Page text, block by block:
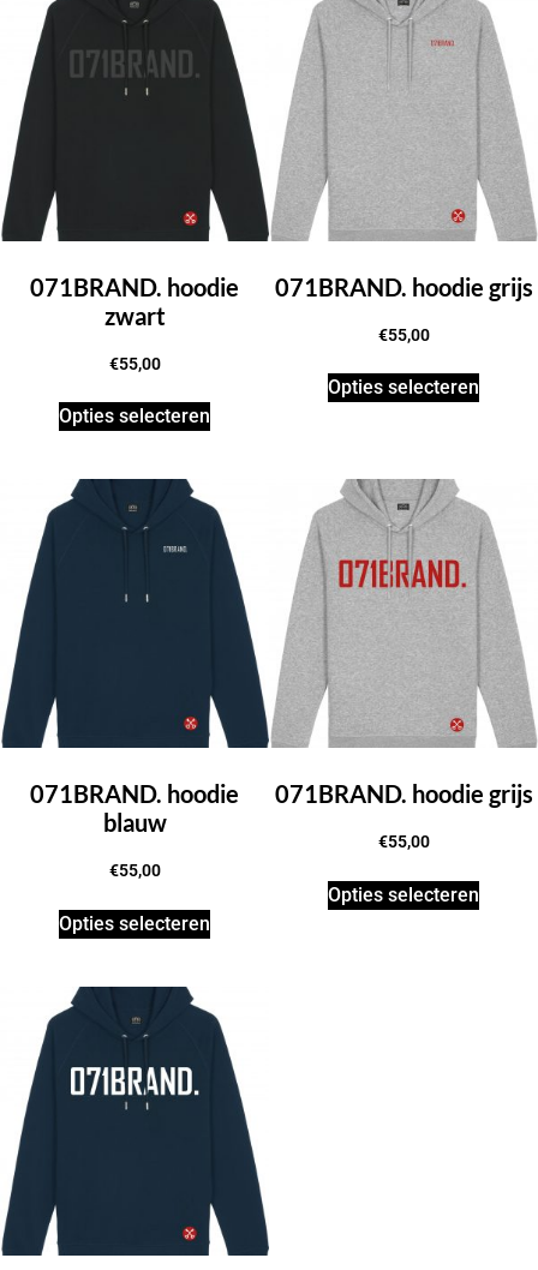
071BRAND. hoodie
zwart
€55,00
Opties selecteren
071BRAND. hoodie grijs
€55,00
Opties selecteren
071BRAND. hoodie
blauw
€55,00
Opties selecteren
071BRAND. hoodie grijs
€55,00
Opties selecteren